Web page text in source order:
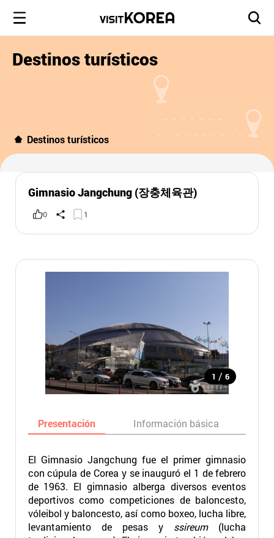
Destinos turísticos
Destinos turísticos
Gimnasio Jangchung (장충체육관)
0 1
1 / 6
Presentación Información básica
El Gimnasio Jangchung fue el primer gimnasio
con cúpula de Corea y se inauguró el 1 de febrero
de 1963. El gimnasio alberga diversos eventos
deportivos como competiciones de baloncesto,
vóleibol y baloncesto, así como boxeo, lucha libre,
levantamiento de pesas y ssireum (lucha